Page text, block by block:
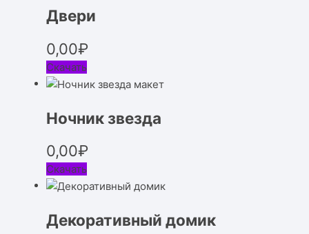
Двери
0,00₽
Скачать
Ночник звезда
0,00₽
Скачать
Декоративный домик